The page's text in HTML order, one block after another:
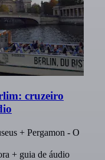
cruzeiro
+ Pergamon - O
+ guia de áudio